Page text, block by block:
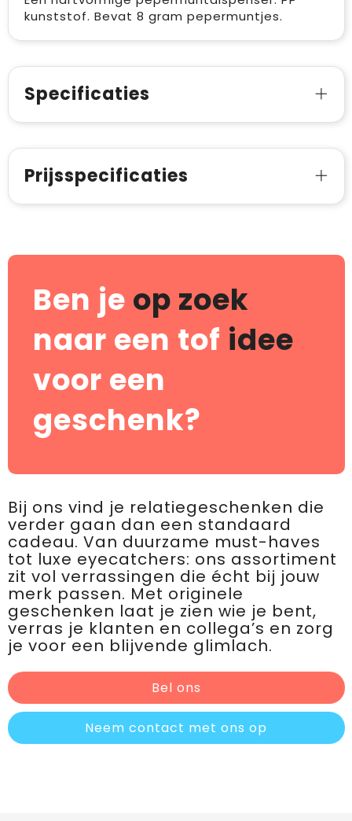
kunststof. Bevat 8 gram pepermuntjes.
Specificaties
Prijsspecificaties
Ben je op zoek
naar een tof idee
voor een
geschenk?
Bij ons vind je relatiegeschenken die
verder gaan dan een standaard
cadeau. Van duurzame must-haves
tot luxe eyecatchers: ons assortiment
zit vol verrassingen die écht bij jouw
merk passen. Met originele
geschenken laat je zien wie je bent,
verras je klanten en collega’s en zorg
je voor een blijvende glimlach.
Bel ons
Neem contact met ons op